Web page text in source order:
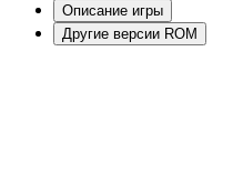
Описание игры
Другие версии ROM